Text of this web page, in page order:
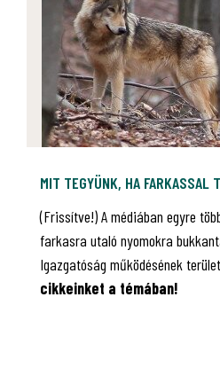
MIT TEGYÜNK, HA FARKASSAL
(Frissítve!) A médiában egyre
farkasra utaló nyomokra
Igazgatóság működésének
cikkeinket a témában!